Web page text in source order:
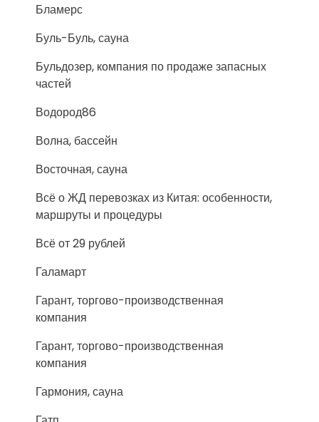
Бламерс
Буль-Буль, сауна
Бульдозер, компания по продаже запасных
частей
Водород86
Волна, бассейн
Восточная, сауна
Всё о ЖД перевозках из Китая: особенности,
маршруты и процедуры
Всё от 29 рублей
Галамарт
Гарант, торгово-производственная
компания
Гарант, торгово-производственная
компания
Гармония, сауна